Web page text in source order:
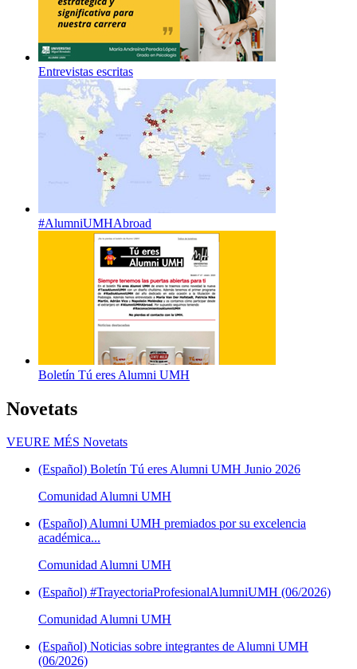
Entrevistas escritas
#AlumniUMHAbroad
Boletín Tú eres Alumni UMH
Novetats
VEURE MÉS Novetats
(Español) Boletín Tú eres Alumni UMH Junio 2026
Comunidad Alumni UMH
(Español) Alumni UMH premiados por su excelencia
académica...
Comunidad Alumni UMH
(Español) #TrayectoriaProfesionalAlumniUMH (06/2026)
Comunidad Alumni UMH
(Español) Noticias sobre integrantes de Alumni UMH
(06/2026)